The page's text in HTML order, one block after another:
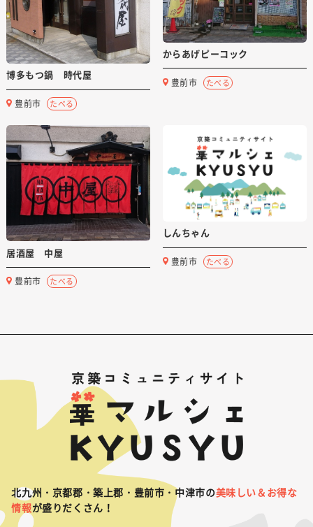
博多もつ鍋 時代屋
豊前市 たべる
からあげピーコック
豊前市 たべる
居酒屋 中屋
豊前市 たべる
しんちゃん
豊前市 たべる
北九州・京都郡・築上郡・豊前市・中津市の美味しい＆お得な
情報が盛りだくさん！